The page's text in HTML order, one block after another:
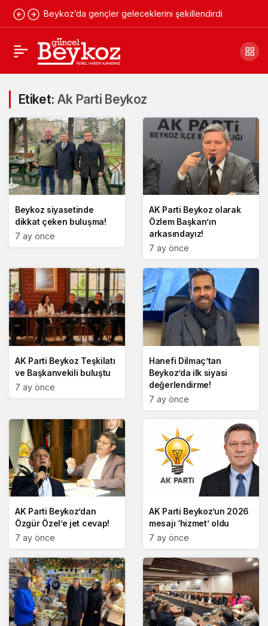
Beykoz’da gençler geleceklerini şekillendirdi
Etiket: Ak Parti Beykoz
Beykoz siyasetinde
dikkat çeken buluşma!
7 ay önce
AK Parti Beykoz olarak
Özlem Başkan’ın
arkasındayız!
7 ay önce
AK Parti Beykoz Teşkilatı
ve Başkanvekili buluştu
7 ay önce
Hanefi Dilmaç’tan
Beykoz’da ilk siyasi
değerlendirme!
7 ay önce
AK Parti Beykoz’dan
Özgür Özel’e jet cevap!
7 ay önce
AK Parti Beykoz’un 2026
mesajı ‘hizmet’ oldu
7 ay önce